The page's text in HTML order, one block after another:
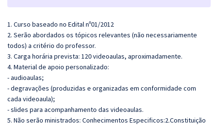
1. Curso baseado no Edital nº01/2012
2. Serão abordados os tópicos relevantes (não necessariamente
todos) a critério do professor.
3. Carga horária prevista: 120 videoaulas, aproximadamente.
4. Material de apoio personalizado:
- audioaulas;
- degravações (produzidas e organizadas em conformidade com
cada videoaula);
- slides para acompanhamento das videoaulas.
5. Não serão ministrados: Conhecimentos Especificos:2.Constituição